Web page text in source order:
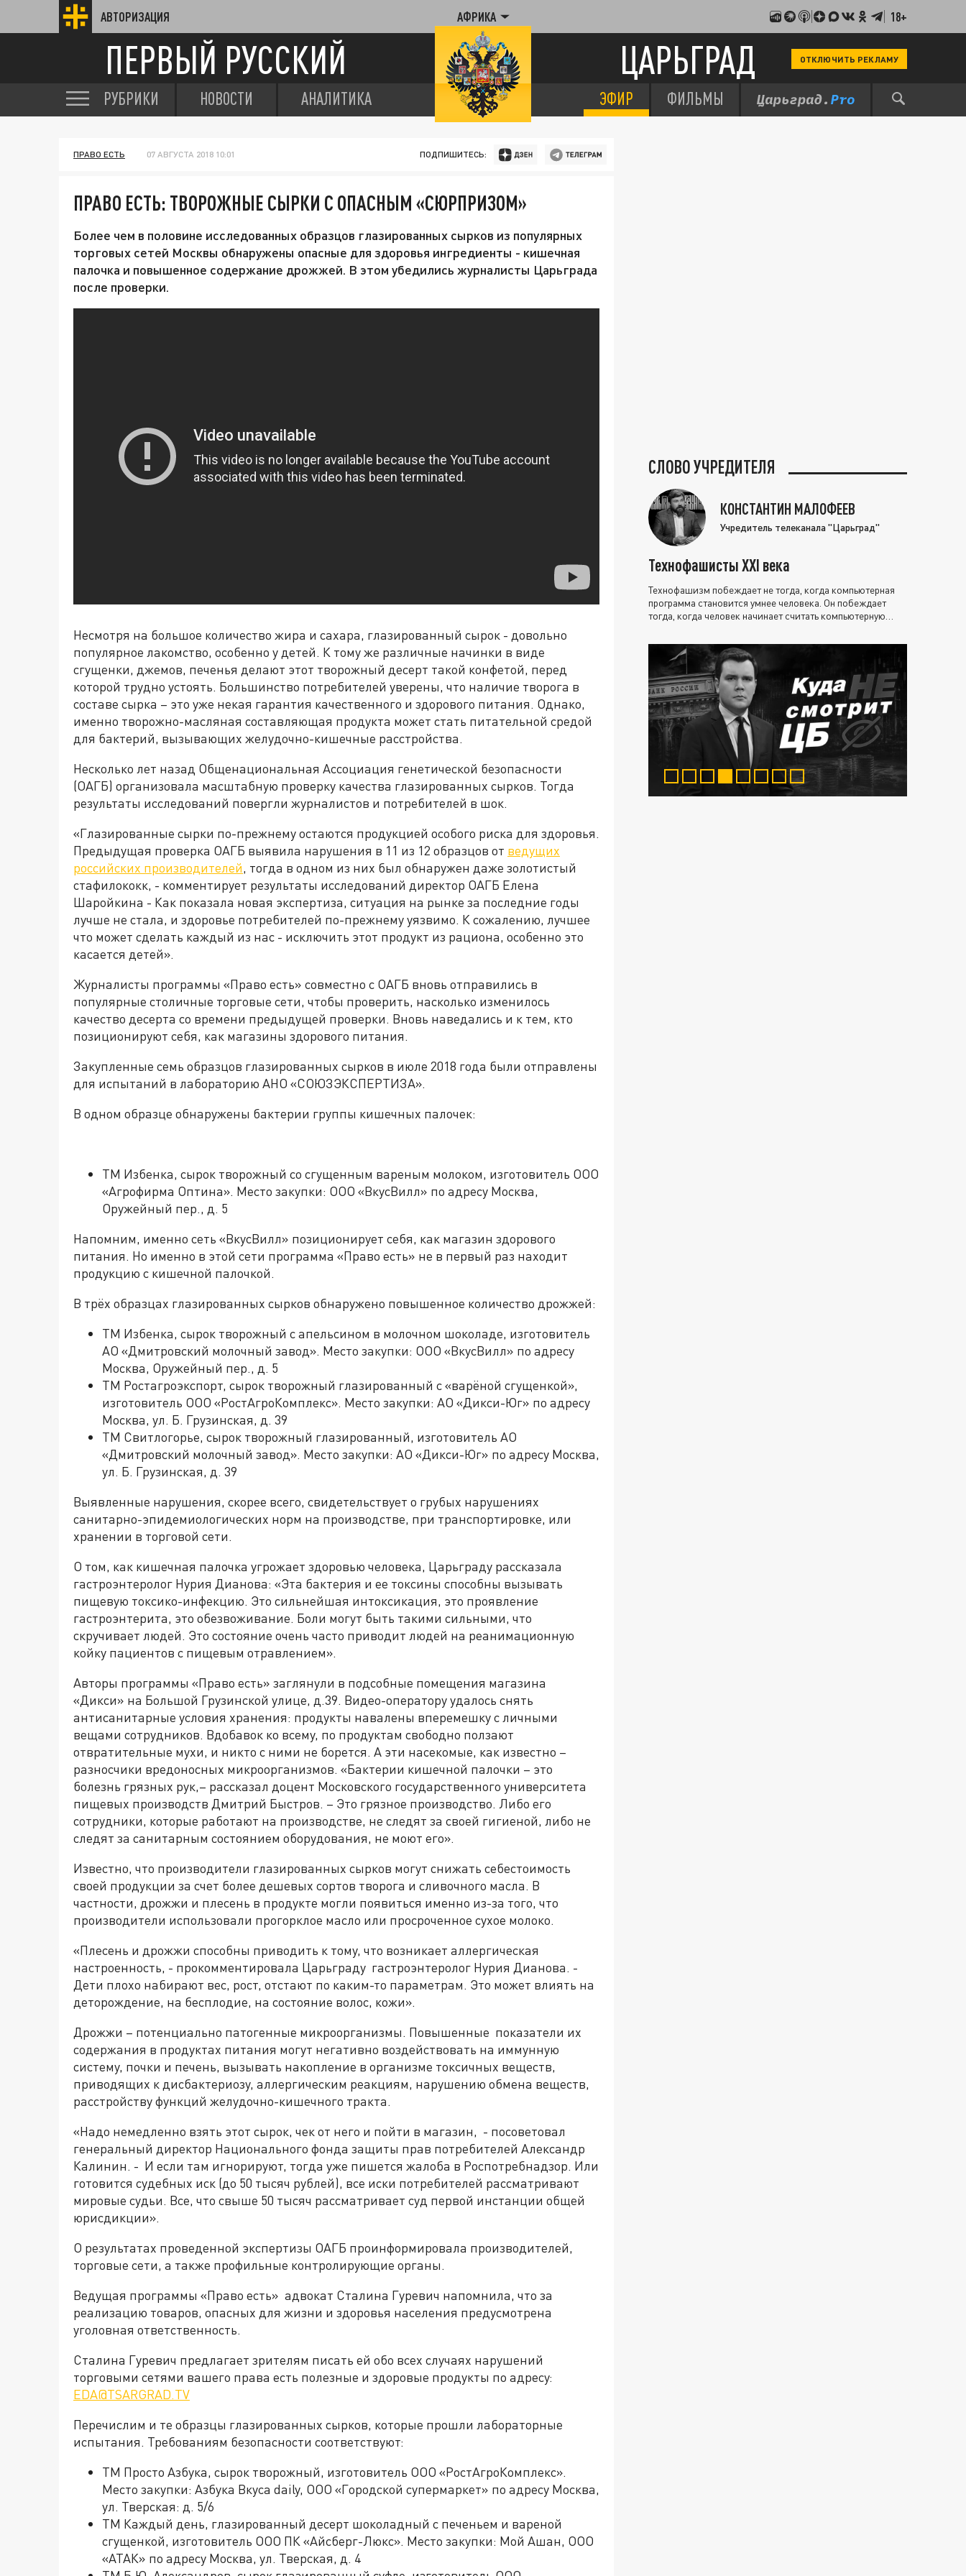
АВТОРИЗАЦИЯ АФРИКА 18+
ПЕРВЫЙ РУССКИЙ ЦАРЬГРАД ОТКЛЮЧИТЬ РЕКЛАМУ
РУБРИКИ НОВОСТИ АНАЛИТИКА ЭФИР ФИЛЬМЫ
ПРАВО ЕСТЬ 07 АВГУСТА 2018 10:01 ПОДПИШИТЕСЬ:
ПРАВО ЕСТЬ: ТВОРОЖНЫЕ СЫРКИ С ОПАСНЫМ «СЮРПРИЗОМ»
Более чем в половине исследованных образцов глазированных сырков из популярных
торговых сетей Москвы обнаружены опасные для здоровья ингредиенты - кишечная
палочка и повышенное содержание дрожжей. В этом убедились журналисты Царьграда
после проверки.
Несмотря на большое количество жира и сахара, глазированный сырок - довольно
популярное лакомство, особенно у детей. К тому же различные начинки в виде
сгущенки, джемов, печенья делают этот творожный десерт такой конфетой, перед
которой трудно устоять. Большинство потребителей уверены, что наличие творога в
составе сырка – это уже некая гарантия качественного и здорового питания. Однако,
именно творожно-масляная составляющая продукта может стать питательной средой
для бактерий, вызывающих желудочно-кишечные расстройства.
Несколько лет назад Общенациональная Ассоциация генетической безопасности
(ОАГБ) организовала масштабную проверку качества глазированных сырков. Тогда
результаты исследований повергли журналистов и потребителей в шок.
«Глазированные сырки по-прежнему остаются продукцией особого риска для здоровья.
Предыдущая проверка ОАГБ выявила нарушения в 11 из 12 образцов от ведущих
российских производителей, тогда в одном из них был обнаружен даже золотистый
стафилококк, - комментирует результаты исследований директор ОАГБ Елена
Шаройкина - Как показала новая экспертиза, ситуация на рынке за последние годы
лучше не стала, и здоровье потребителей по-прежнему уязвимо. К сожалению, лучшее
что может сделать каждый из нас - исключить этот продукт из рациона, особенно это
касается детей».
Журналисты программы «Право есть» совместно с ОАГБ вновь отправились в
популярные столичные торговые сети, чтобы проверить, насколько изменилось
качество десерта со времени предыдущей проверки. Вновь наведались и к тем, кто
позиционируют себя, как магазины здорового питания.
Закупленные семь образцов глазированных сырков в июле 2018 года были отправлены
для испытаний в лабораторию АНО «СОЮЗЭКСПЕРТИЗА».
В одном образце обнаружены бактерии группы кишечных палочек:
ТМ Избенка, сырок творожный со сгущенным вареным молоком, изготовитель ООО
«Агрофирма Оптина». Место закупки: ООО «ВкусВилл» по адресу Москва,
Оружейный пер., д. 5
Напомним, именно сеть «ВкусВилл» позиционирует себя, как магазин здорового
питания. Но именно в этой сети программа «Право есть» не в первый раз находит
продукцию с кишечной палочкой.
В трёх образцах глазированных сырков обнаружено повышенное количество дрожжей:
ТМ Избенка, сырок творожный с апельсином в молочном шоколаде, изготовитель
АО «Дмитровский молочный завод». Место закупки: ООО «ВкусВилл» по адресу
Москва, Оружейный пер., д. 5
ТМ Ростагроэкспорт, сырок творожный глазированный с «варёной сгущенкой»,
изготовитель ООО «РостАгроКомплекс». Место закупки: АО «Дикси-Юг» по адресу
Москва, ул. Б. Грузинская, д. 39
ТМ Свитлогорье, сырок творожный глазированный, изготовитель АО
«Дмитровский молочный завод». Место закупки: АО «Дикси-Юг» по адресу Москва,
ул. Б. Грузинская, д. 39
Выявленные нарушения, скорее всего, свидетельствует о грубых нарушениях
санитарно-эпидемиологических норм на производстве, при транспортировке, или
хранении в торговой сети.
О том, как кишечная палочка угрожает здоровью человека, Царьграду рассказала
гастроэнтеролог Нурия Дианова: «Эта бактерия и ее токсины способны вызывать
пищевую токсико-инфекцию. Это сильнейшая интоксикация, это проявление
гастроэнтерита, это обезвоживание. Боли могут быть такими сильными, что
скручивает людей. Это состояние очень часто приводит людей на реанимационную
койку пациентов с пищевым отравлением».
Авторы программы «Право есть» заглянули в подсобные помещения магазина
«Дикси» на Большой Грузинской улице, д.39. Видео-оператору удалось снять
антисанитарные условия хранения: продукты навалены вперемешку с личными
вещами сотрудников. Вдобавок ко всему, по продуктам свободно ползают
отвратительные мухи, и никто с ними не борется. А эти насекомые, как известно –
разносчики вредоносных микроорганизмов. «Бактерии кишечной палочки – это
болезнь грязных рук,– рассказал доцент Московского государственного университета
пищевых производств Дмитрий Быстров. – Это грязное производство. Либо его
сотрудники, которые работают на производстве, не следят за своей гигиеной, либо не
следят за санитарным состоянием оборудования, не моют его».
Известно, что производители глазированных сырков могут снижать себестоимость
своей продукции за счет более дешевых сортов творога и сливочного масла. В
частности, дрожжи и плесень в продукте могли появиться именно из-за того, что
производители использовали прогорклое масло или просроченное сухое молоко.
«Плесень и дрожжи способны приводить к тому, что возникает аллергическая
настроенность, - прокомментировала Царьграду гастроэнтеролог Нурия Дианова. -
Дети плохо набирают вес, рост, отстают по каким-то параметрам. Это может влиять на
деторождение, на бесплодие, на состояние волос, кожи».
Дрожжи – потенциально патогенные микроорганизмы. Повышенные показатели их
содержания в продуктах питания могут негативно воздействовать на иммунную
систему, почки и печень, вызывать накопление в организме токсичных веществ,
приводящих к дисбактериозу, аллергическим реакциям, нарушению обмена веществ,
расстройству функций желудочно-кишечного тракта.
«Надо немедленно взять этот сырок, чек от него и пойти в магазин, - посоветовал
генеральный директор Национального фонда защиты прав потребителей Александр
Калинин. - И если там игнорируют, тогда уже пишется жалоба в Роспотребнадзор. Или
готовится судебных иск (до 50 тысяч рублей), все иски потребителей рассматривают
мировые судьи. Все, что свыше 50 тысяч рассматривает суд первой инстанции общей
юрисдикции».
О результатах проведенной экспертизы ОАГБ проинформировала производителей,
торговые сети, а также профильные контролирующие органы.
Ведущая программы «Право есть» адвокат Сталина Гуревич напомнила, что за
реализацию товаров, опасных для жизни и здоровья населения предусмотрена
уголовная ответственность.
Сталина Гуревич предлагает зрителям писать ей обо всех случаях нарушений
торговыми сетями вашего права есть полезные и здоровые продукты по адресу:
EDA@TSARGRAD.TV
Перечислим и те образцы глазированных сырков, которые прошли лабораторные
испытания. Требованиям безопасности соответствуют:
ТМ Просто Азбука, сырок творожный, изготовитель ООО «РостАгроКомплекс».
Место закупки: Азбука Вкуса daily, ООО «Городской супермаркет» по адресу Москва,
ул. Тверская: д. 5/6
ТМ Каждый день, глазированный десерт шоколадный с печеньем и вареной
сгущенкой, изготовитель ООО ПК «Айсберг-Люкс». Место закупки: Мой Ашан, ООО
«АТАК» по адресу Москва, ул. Тверская, д. 4
СЛОВО УЧРЕДИТЕЛЯ
КОНСТАНТИН МАЛОФЕЕВ
Учредитель телеканала "Царьград"
Технофашисты XXI века
Технофашизм побеждает не тогда, когда компьютерная
программа становится умнее человека. Он побеждает
тогда, когда человек начинает считать компьютерную